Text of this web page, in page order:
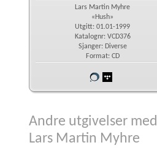
Lars Martin Myhre
«Hush»
Utgitt: 01.01-1999
Katalognr: VCD376
Sjanger: Diverse
Format: CD
Vår
Andre utgivelser med
Lars Martin Myhre